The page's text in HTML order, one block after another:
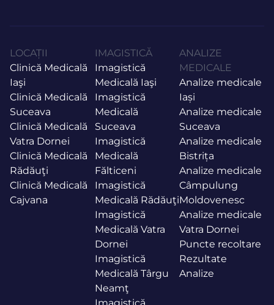
LOCAȚII
Clinică Medicală
Iaşi
Clinică Medicală
Suceava
Clinică Medicală
Vatra Dornei
Clinică Medicală
Rădăuţi
Clinică Medicală
Cajvana
IMAGISTICĂ
Imagistică
Medicală Iaşi
Imagistică
Medicală
Suceava
Imagistică
Medicală
Fălticeni
Imagistică
Medicală Rădăuţi
Imagistică
Medicală Vatra
Dornei
Imagistică
Medicală Târgu
Neamţ
Imagistică
ANALIZE
MEDICALE
Analize medicale
Iași
Analize medicale
Suceava
Analize medicale
Bistrița
Analize medicale
Câmpulung
Moldovenesc
Analize medicale
Vatra Dornei
Puncte recoltare
Rezultate
Analize